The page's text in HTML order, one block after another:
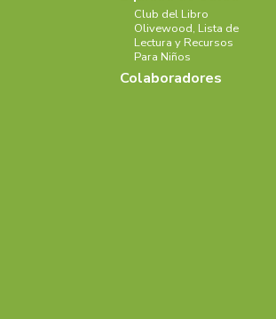
Club del Libro
Olivewood, Lista de
Lectura y Recursos
Para Niños
Colaboradores